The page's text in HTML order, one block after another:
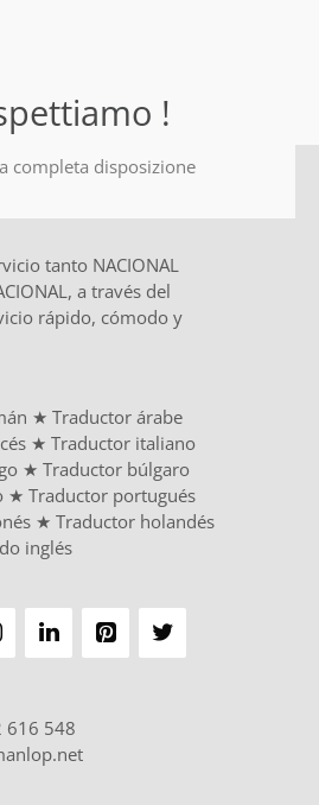
!
completa disposizione
tanto NACIONAL
a través del
rápido, cómodo y
★ Traductor árabe
★ Traductor italiano
★ Traductor búlgaro
★ Traductor portugués
★ Traductor holandés
inglés
616 548